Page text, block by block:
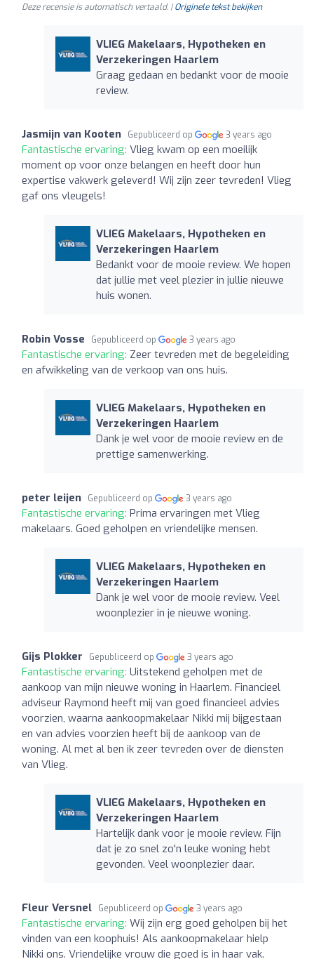
Deze recensie is automatisch vertaald. |Originele tekst bekijken
VLIEG Makelaars, Hypotheken en
Verzekeringen Haarlem
Graag gedaan en bedankt voor de mooie
review.
Jasmijn van Kooten Gepubliceerd op 3 years ago
Fantastische ervaring: Vlieg kwam op een moeilijk
moment op voor onze belangen en heeft door hun
expertise vakwerk geleverd! Wij zijn zeer tevreden! Vlieg
gaf ons vleugels!
VLIEG Makelaars, Hypotheken en
Verzekeringen Haarlem
Bedankt voor de mooie review. We hopen
dat jullie met veel plezier in jullie nieuwe
huis wonen.
Robin Vosse Gepubliceerd op 3 years ago
Fantastische ervaring: Zeer tevreden met de begeleiding
en afwikkeling van de verkoop van ons huis.
VLIEG Makelaars, Hypotheken en
Verzekeringen Haarlem
Dank je wel voor de mooie review en de
prettige samenwerking.
peter leijen Gepubliceerd op 3 years ago
Fantastische ervaring: Prima ervaringen met Vlieg
makelaars. Goed geholpen en vriendelijke mensen.
VLIEG Makelaars, Hypotheken en
Verzekeringen Haarlem
Dank je wel voor de mooie review. Veel
woonplezier in je nieuwe woning.
Gijs Plokker Gepubliceerd op 3 years ago
Fantastische ervaring: Uitstekend geholpen met de
aankoop van mijn nieuwe woning in Haarlem. Financieel
adviseur Raymond heeft mij van goed financieel advies
voorzien, waarna aankoopmakelaar Nikki mij bijgestaan
en van advies voorzien heeft bij de aankoop van de
woning. Al met al ben ik zeer tevreden over de diensten
van Vlieg.
VLIEG Makelaars, Hypotheken en
Verzekeringen Haarlem
Hartelijk dank voor je mooie review. Fijn
dat je zo snel zo'n leuke woning hebt
gevonden. Veel woonplezier daar.
Fleur Versnel Gepubliceerd op 3 years ago
Fantastische ervaring: Wij zijn erg goed geholpen bij het
vinden van een koophuis! Als aankoopmakelaar hielp
Nikki ons. Vriendelijke vrouw die goed is in haar vak.